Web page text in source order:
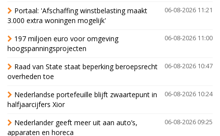
06-08-2026 11:21
Portaal: 'Afschaffing winstbelasting maakt
3.000 extra woningen mogelijk'
06-08-2026 11:00
197 miljoen euro voor omgeving
hoogspanningsprojecten
06-08-2026 10:47
Raad van State staat beperking beroepsrecht
overheden toe
06-08-2026 10:24
Nederlandse portefeuille blijft zwaartepunt in
halfjaarcijfers Xior
06-08-2026 09:25
Nederlander geeft meer uit aan auto’s,
apparaten en horeca